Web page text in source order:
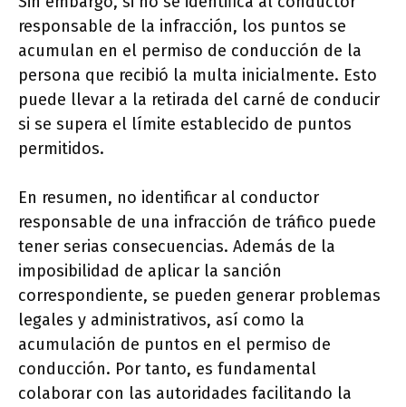
responsable de la infracción, los puntos se
acumulan en el permiso de conducción de la
persona que recibió la multa inicialmente. Esto
puede llevar a la retirada del carné de conducir
si se supera el límite establecido de puntos
permitidos.
En resumen, no identificar al conductor
responsable de una infracción de tráfico puede
tener serias consecuencias. Además de la
imposibilidad de aplicar la sanción
correspondiente, se pueden generar problemas
legales y administrativos, así como la
acumulación de puntos en el permiso de
conducción. Por tanto, es fundamental
colaborar con las autoridades facilitando la